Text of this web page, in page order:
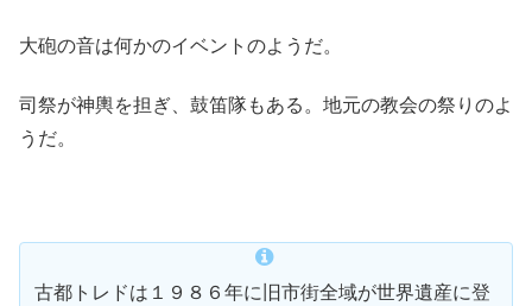
大砲の音は何かのイベントのようだ。
司祭が神輿を担ぎ、鼓笛隊もある。地元の教会の祭りのよ
うだ。
古都トレドは１９８６年に旧市街全域が世界遺産に登